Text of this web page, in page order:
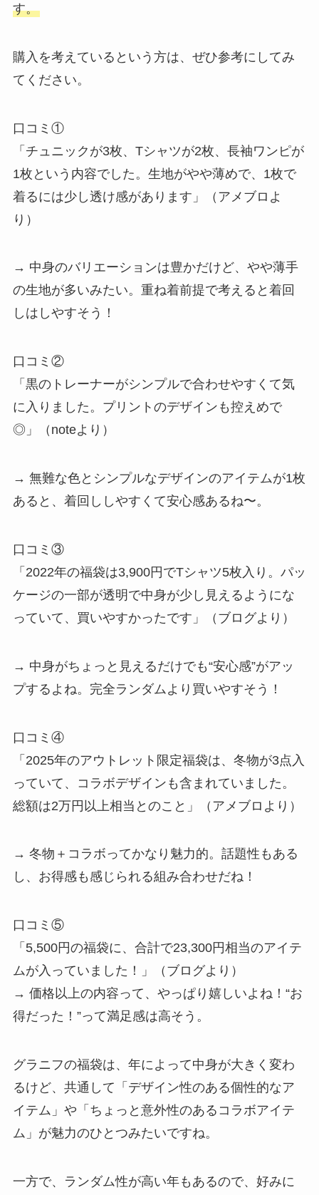
す。
購入を考えているという方は、ぜひ参考にしてみ
てください。
口コミ①
「チュニックが3枚、Tシャツが2枚、長袖ワンピが
1枚という内容でした。生地がやや薄めで、1枚で
着るには少し透け感があります」（アメブロよ
り）
→ 中身のバリエーションは豊かだけど、やや薄手
の生地が多いみたい。重ね着前提で考えると着回
しはしやすそう！
口コミ②
「黒のトレーナーがシンプルで合わせやすくて気
に入りました。プリントのデザインも控えめで
◎」（noteより）
→ 無難な色とシンプルなデザインのアイテムが1枚
あると、着回ししやすくて安心感あるね〜。
口コミ③
「2022年の福袋は3,900円でTシャツ5枚入り。パッ
ケージの一部が透明で中身が少し見えるようにな
っていて、買いやすかったです」（ブログより）
→ 中身がちょっと見えるだけでも“安心感”がアッ
プするよね。完全ランダムより買いやすそう！
口コミ④
「2025年のアウトレット限定福袋は、冬物が3点入
っていて、コラボデザインも含まれていました。
総額は2万円以上相当とのこと」（アメブロより）
→ 冬物＋コラボってかなり魅力的。話題性もある
し、お得感も感じられる組み合わせだね！
口コミ⑤
「5,500円の福袋に、合計で23,300円相当のアイテ
ムが入っていました！」（ブログより）
→ 価格以上の内容って、やっぱり嬉しいよね！“お
得だった！”って満足感は高そう。
グラニフの福袋は、年によって中身が大きく変わ
るけど、共通して「デザイン性のある個性的なア
イテム」や「ちょっと意外性のあるコラボアイテ
ム」が魅力のひとつみたいですね。
一方で、ランダム性が高い年もあるので、好みに